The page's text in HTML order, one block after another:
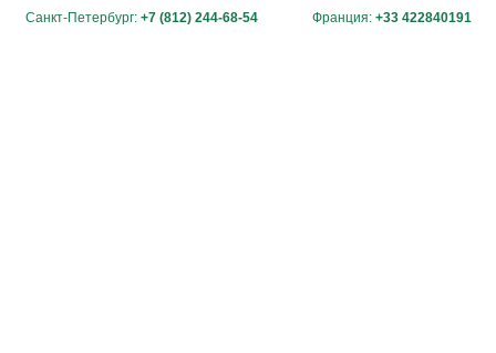
Санкт-Петербург: +7 (812) 244-68-54 Франция: +33 422840191